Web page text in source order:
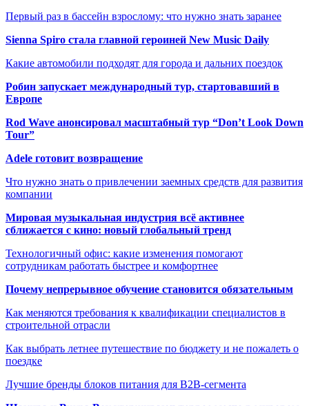
Первый раз в бассейн взрослому: что нужно знать заранее
Sienna Spiro стала главной героиней New Music Daily
Какие автомобили подходят для города и дальних поездок
Робин запускает международный тур, стартовавший в
Европе
Rod Wave анонсировал масштабный тур “Don’t Look Down
Tour”
Adele готовит возвращение
Что нужно знать о привлечении заемных средств для развития
компании
Мировая музыкальная индустрия всё активнее
сближается с кино: новый глобальный тренд
Технологичный офис: какие изменения помогают
сотрудникам работать быстрее и комфортнее
Почему непрерывное обучение становится обязательным
Как меняются требования к квалификации специалистов в
строительной отрасли
Как выбрать летнее путешествие по бюджету и не пожалеть о
поездке
Лучшие бренды блоков питания для B2B-сегмента